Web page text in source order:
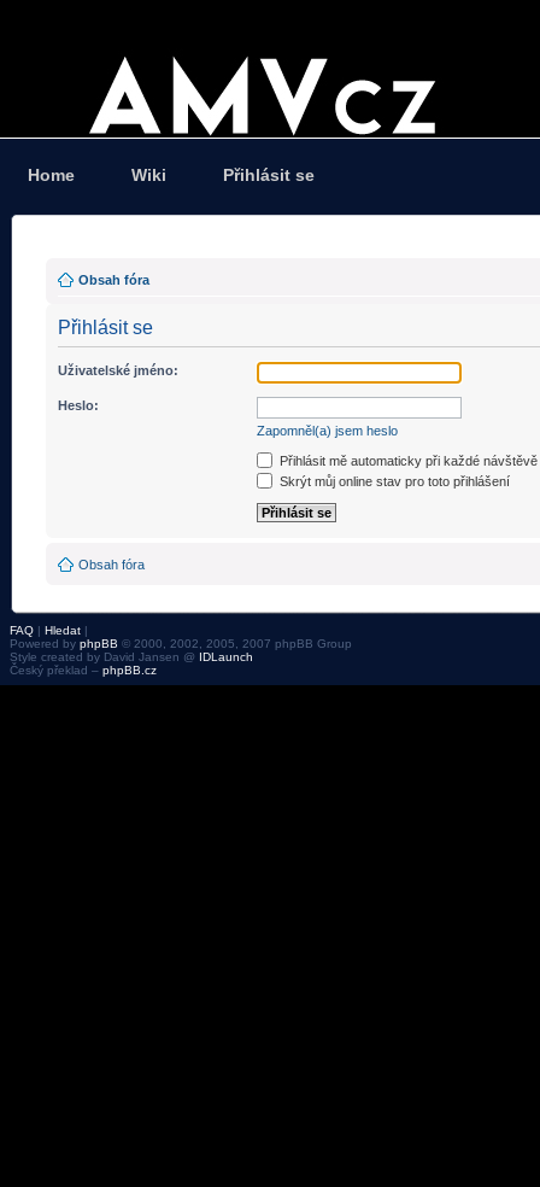
Home Wiki Přihlásit se
Obsah fóra
Přihlásit se
Uživatelské jméno:
Heslo:
Zapomněl(a) jsem heslo
Přihlásit mě automaticky při každé návštěvě
Skrýt můj online stav pro toto přihlášení
Obsah fóra
FAQ | Hledat |
Powered by phpBB © 2000, 2002, 2005, 2007 phpBB Group
Style created by David Jansen @ IDLaunch
Český překlad – phpBB.cz